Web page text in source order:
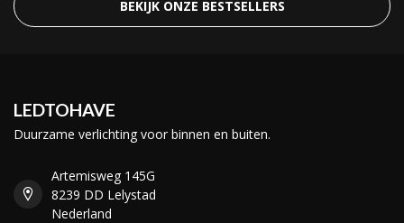
BEKIJK ONZE BESTSELLERS
LEDTOHAVE
Duurzame verlichting voor binnen en buiten.
Artemisweg 145G
8239 DD Lelystad
Nederland